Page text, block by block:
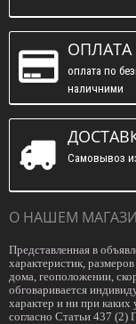
ОПЛАТА
оплата по
наличними
Самовывоз
О НАШЕМ
Представленная в
характеристик,
дома, геоположении,
обговаривается
характер и ни при каких
согласно Статьи 437 (2)